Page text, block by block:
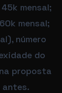
mensal;
mensal;
número
do
proposta
antes.